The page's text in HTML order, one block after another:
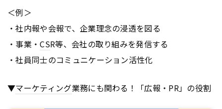
＜例＞
・社内報や会報で、企業理念の浸透を図る
・事業・CSR等、会社の取り組みを発信する
・社員同士のコミュニケーション活性化
▼マーケティング業務にも関わる！「広報・PR」の役割